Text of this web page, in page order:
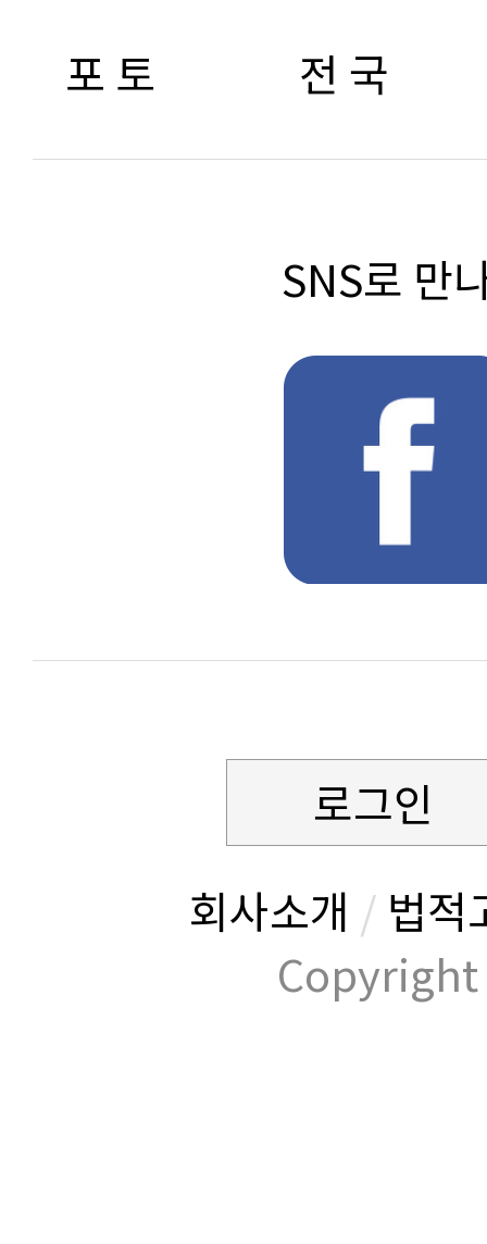
포 토
전 국
SNS로 만
로그인
회사소개 / 법적
Copyright